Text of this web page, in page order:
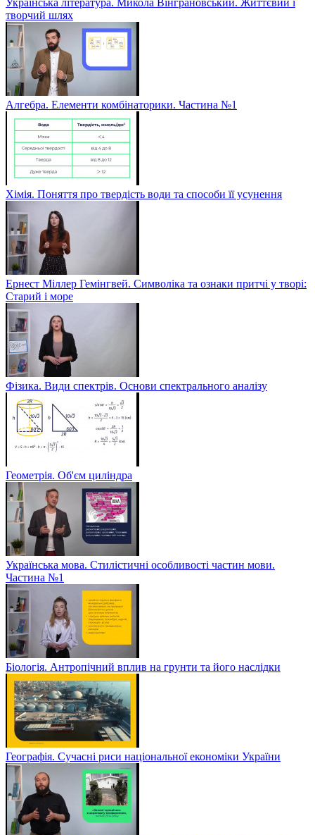
творчий шлях
Алгебра. Елементи комбінаторики. Частина №1
Хімія. Поняття про твердість води та способи її усунення
Ернест Міллер Гемінгвей. Символіка та ознаки притчі у творі:
Старий і море
Фізика. Види спектрів. Основи спектрального аналізу
Геометрія. Об'єм циліндра
Українська мова. Стилістичні особливості частин мови.
Частина №1
Біологія. Антропічний вплив на грунти та його наслідки
Географія. Сучасні риси національної економіки України